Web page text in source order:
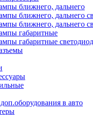
ближнего, дальнего
ближнего, дальнего
ближнего, дальнего
габаритные
габаритные
в авто